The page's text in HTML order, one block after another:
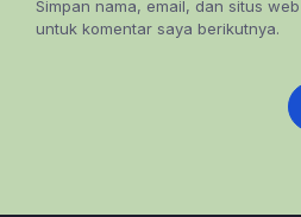
Simpan nama, email, dan situs
untuk komentar saya berikutnya.